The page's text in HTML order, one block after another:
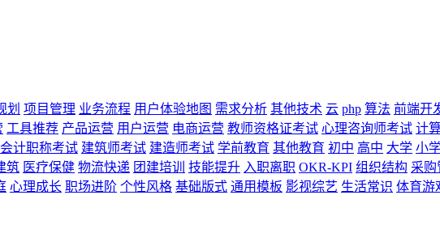
划 项目管理 业务流程 用户体验地图 需求分析 其他技术 云 php 算法 前端开
工具推荐 产品运营 用户运营 电商运营 教师资格证考试 心理咨询师考试 计
会计职称考试 建筑师考试 建造师考试 学前教育 其他教育 初中 高中 大学 小
筑 医疗保健 物流快递 团建培训 技能提升 入职离职 OKR-KPI 组织结构 采购
心理成长 职场进阶 个性风格 基础版式 通用模板 影视综艺 生活常识 体育游